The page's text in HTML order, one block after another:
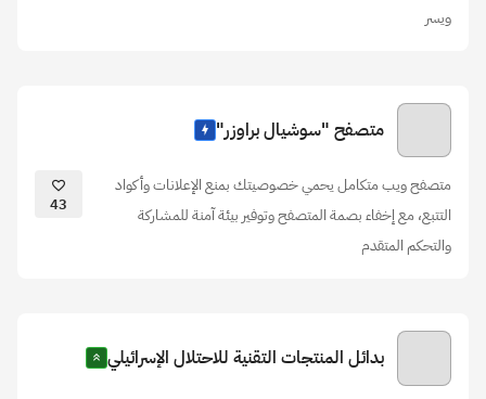
ويسر
متصفح "سوشيال براوزر"
متصفح ويب متكامل يحمي خصوصيتك بمنع الإعلانات وأكواد
التتبع، مع إخفاء بصمة المتصفح وتوفير بيئة آمنة للمشاركة
والتحكم المتقدم
43
بدائل المنتجات التقنية للاحتلال الإسرائيلي